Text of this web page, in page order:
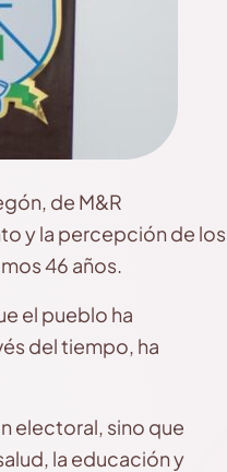
de M&R
y la percepción de los
46 años.
el pueblo ha
del tiempo, ha
electoral, sino que
la educación y